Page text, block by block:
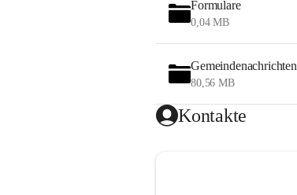
Formulare
0,04 MB
Gemeindenachrichten
80,56 MB
Kontakte